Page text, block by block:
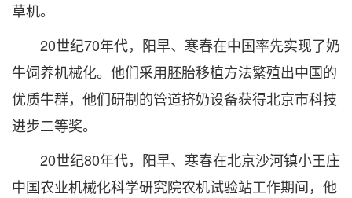
草机。
20世纪70年代，阳早、寒春在中国率先实现了奶
牛饲养机械化。他们采用胚胎移植方法繁殖出中国的
优质牛群，他们研制的管道挤奶设备获得北京市科技
进步二等奖。
20世纪80年代，阳早、寒春在北京沙河镇小王庄
中国农业机械化科学研究院农机试验站工作期间，他